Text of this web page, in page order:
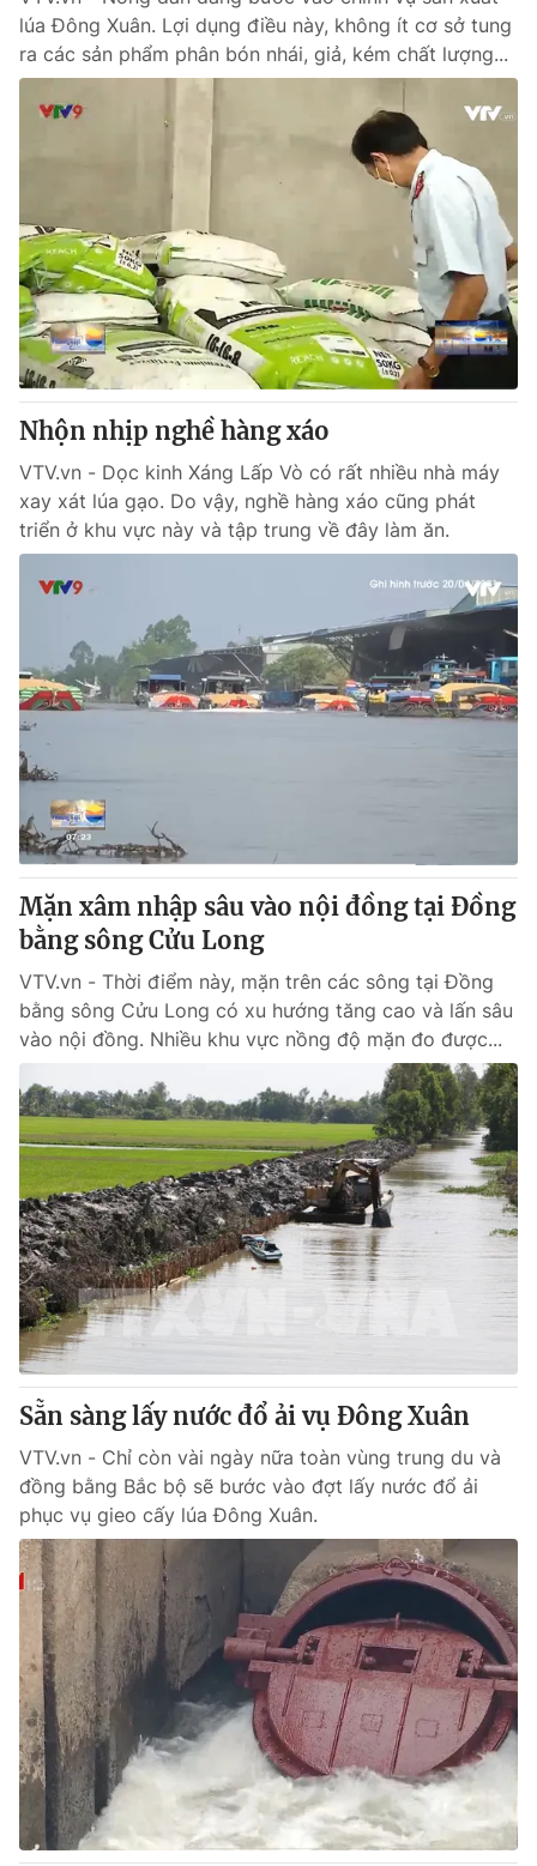
lúa Đông Xuân. Lợi dụng điều này, không ít cơ sở tung
ra các sản phẩm phân bón nhái, giả, kém chất lượng...
Nhộn nhịp nghề hàng xáo
VTV.vn - Dọc kinh Xáng Lấp Vò có rất nhiều nhà máy
xay xát lúa gạo. Do vậy, nghề hàng xáo cũng phát
triển ở khu vực này và tập trung về đây làm ăn.
Mặn xâm nhập sâu vào nội đồng tại Đồng
bằng sông Cửu Long
VTV.vn - Thời điểm này, mặn trên các sông tại Đồng
bằng sông Cửu Long có xu hướng tăng cao và lấn sâu
vào nội đồng. Nhiều khu vực nồng độ mặn đo được...
Sẵn sàng lấy nước đổ ải vụ Đông Xuân
VTV.vn - Chỉ còn vài ngày nữa toàn vùng trung du và
đồng bằng Bắc bộ sẽ bước vào đợt lấy nước đổ ải
phục vụ gieo cấy lúa Đông Xuân.